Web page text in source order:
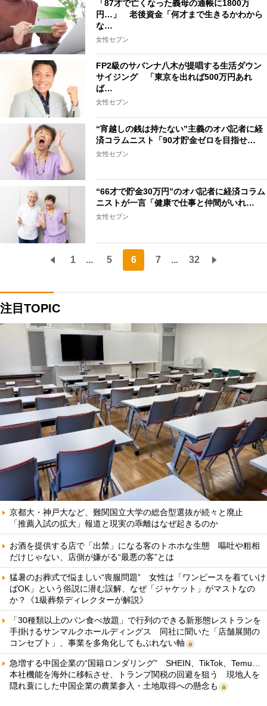
「87才で亡くなった義母の通帳に1800万
円…」 老後資金「何才まで生きるかわから
な…
女性セブン
FP2級のサバンナ八木が提唱する生活ダウン
サイジング 「東京を出れば500万円あれ
ば…
女性セブン
“宵越しの銭は持たない”主義のオバ記者に経
済コラムニスト「90才貯金ゼロを目指せ…
女性セブン
“66才で貯金30万円”のオバ記者に経済コラム
ニストが一言「健康で仕事と仲間がいれ…
女性セブン
1 ... 5 6 7 ... 32
注目TOPIC
京都大・神戸大など、難関国立大学の総合型選抜が続々と廃止
「推薦入試の拡大」報道と現実の乖離はなぜ起きるのか
お酒を提供する店で「出禁」になる客のトホホな生態 嘔吐や粗相
だけじゃない、店側が嫌がる“最悪の客”とは
猛暑のお葬式で悩ましい“喪服問題” 女性は「ワンピースを着ていけ
ばOK」という俗説に潜む誤解、なぜ「ジャケット」がマストなの
か？《1級葬祭ディレクターが解説》
「30種類以上のパン食べ放題」で行列のできる新形態レストランを
手掛けるサンマルクホールディングス 同社に聞いた「店舗展開の
コンセプト」、事業を多角化してもぶれない軸
急増する中国企業の“国籍ロンダリング” SHEIN、TikTok、Temu…
本社機能を海外に移転させ、トランプ関税の回避を狙う 現地人を
隠れ蓑にした中国企業の農業参入・土地取得への懸念も